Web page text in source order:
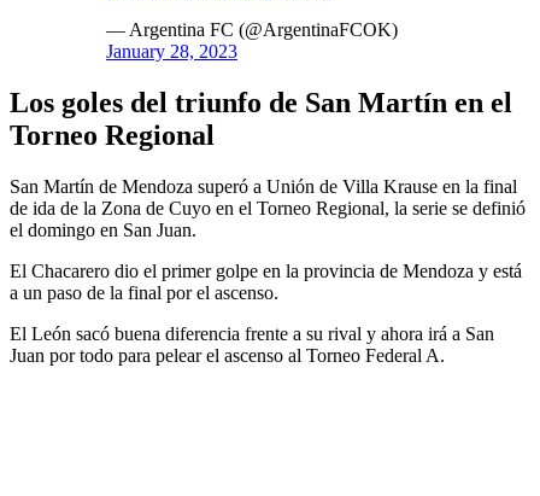
— Argentina FC (@ArgentinaFCOK)
January 28, 2023
Los goles del triunfo de San Martín en el
Torneo Regional
San Martín de Mendoza superó a Unión de Villa Krause en la final
de ida de la Zona de Cuyo en el Torneo Regional, la serie se definió
el domingo en San Juan.
El Chacarero dio el primer golpe en la provincia de Mendoza y está
a un paso de la final por el ascenso.
El León sacó buena diferencia frente a su rival y ahora irá a San
Juan por todo para pelear el ascenso al Torneo Federal A.